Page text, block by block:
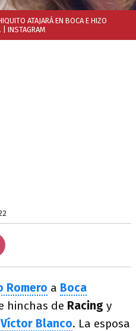
ATAJARÁ EN BOCA E HIZO
| INSTAGRAM
Romero a Boca
hinchas de Racing y
Víctor Blanco. La esposa